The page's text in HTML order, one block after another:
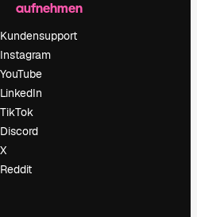
aufnehmen
Kundensupport
Instagram
YouTube
LinkedIn
TikTok
Discord
X
Reddit